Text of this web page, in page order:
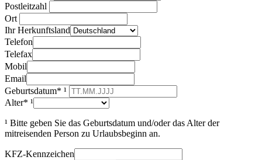
Postleitzahl
Ort
Ihr Herkunftsland
Telefon
Telefax
Mobil
Email
Geburtsdatum* ¹
Alter* ¹
¹ Bitte geben Sie das Geburtsdatum und/oder das Alter der
mitreisenden Person zu Urlaubsbeginn an.
KFZ-Kennzeichen